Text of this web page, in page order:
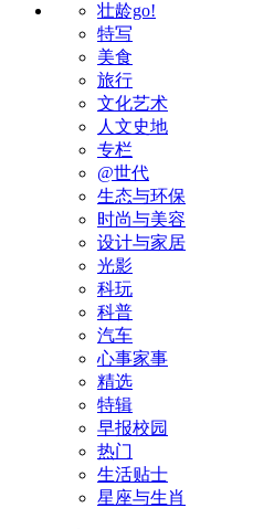
壮龄go!
特写
美食
旅行
文化艺术
人文史地
专栏
@世代
生态与环保
时尚与美容
设计与家居
光影
科玩
科普
汽车
心事家事
精选
特辑
早报校园
热门
生活贴士
星座与生肖